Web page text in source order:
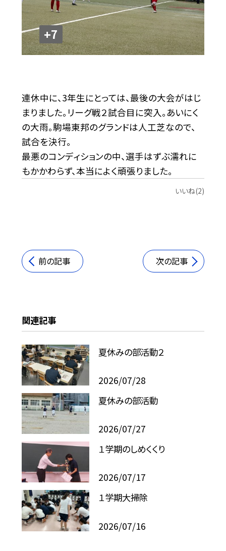
+7
連休中に、3年生にとっては、最後の大会がはじ
まりました。リーグ戦２試合目に突入。あいにく
の大雨。駒場東邦のグランドは人工芝なので、
試合を決行。
最悪のコンディションの中、選手はずぶ濡れに
もかかわらず、本当によく頑張りました。
いいね(2)
前の記事 次の記事
関連記事
夏休みの部活動２
2026/07/28
夏休みの部活動
2026/07/27
１学期のしめくくり
2026/07/17
１学期大掃除
2026/07/16